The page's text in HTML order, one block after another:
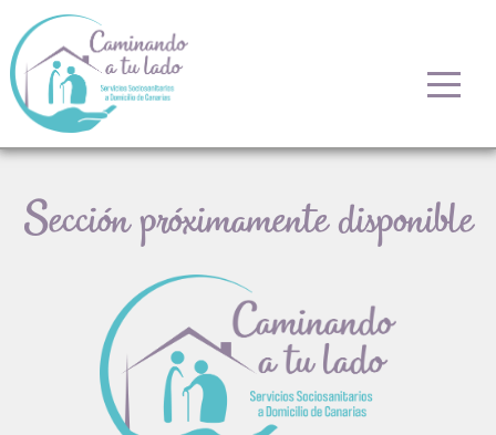
Sección próximamente disponible